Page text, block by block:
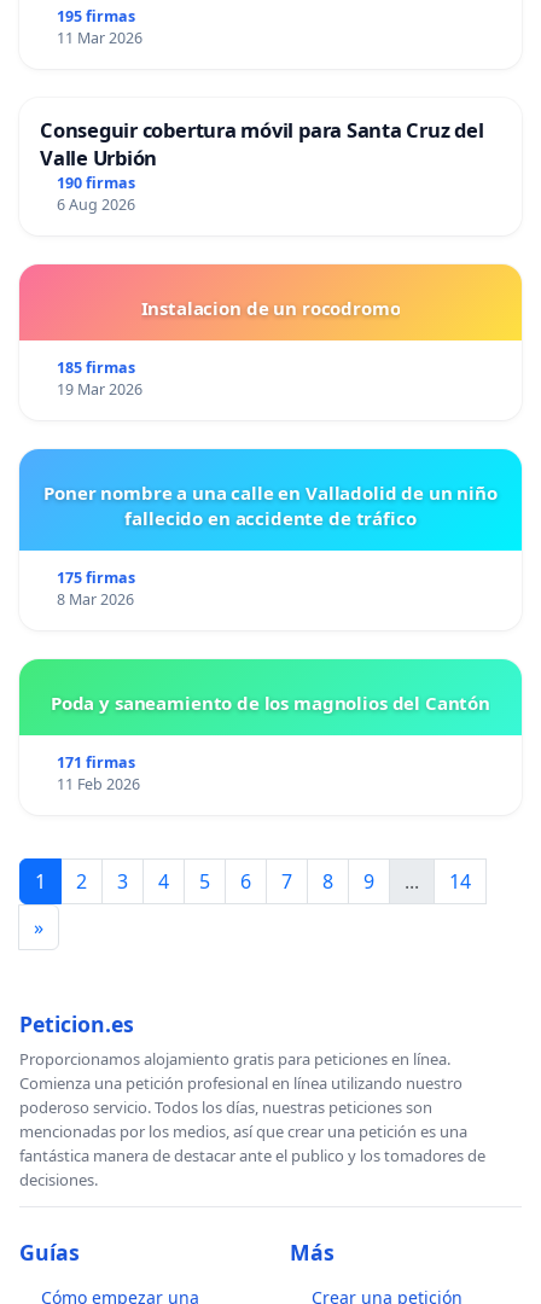
195 firmas
11 Mar 2026
Conseguir cobertura móvil para Santa Cruz del
Valle Urbión
190 firmas
6 Aug 2026
Instalacion de un rocodromo
185 firmas
19 Mar 2026
Poner nombre a una calle en Valladolid de un niño
fallecido en accidente de tráfico
175 firmas
8 Mar 2026
Poda y saneamiento de los magnolios del Cantón
171 firmas
11 Feb 2026
1 2 3 4 5 6 7 8 9 ...
14
»
Peticion.es
Proporcionamos alojamiento gratis para peticiones en línea.
Comienza una petición profesional en línea utilizando nuestro
poderoso servicio. Todos los días, nuestras peticiones son
mencionadas por los medios, así que crear una petición es una
fantástica manera de destacar ante el publico y los tomadores de
decisiones.
Guías
Cómo empezar una
Más
Crear una petición